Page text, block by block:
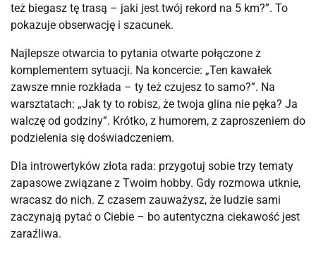
też biegasz tę trasą – jaki jest twój rekord na 5 km?”. To
pokazuje obserwację i szacunek.
Najlepsze otwarcia to pytania otwarte połączone z
komplementem sytuacji. Na koncercie: „Ten kawałek
zawsze mnie rozkłada – ty też czujesz to samo?”. Na
warsztatach: „Jak ty to robisz, że twoja glina nie pęka? Ja
walczę od godziny”. Krótko, z humorem, z zaproszeniem do
podzielenia się doświadczeniem.
Dla introwertyków złota rada: przygotuj sobie trzy tematy
zapasowe związane z Twoim hobby. Gdy rozmowa utknie,
wracasz do nich. Z czasem zauważysz, że ludzie sami
zaczynają pytać o Ciebie – bo autentyczna ciekawość jest
zaraźliwa.